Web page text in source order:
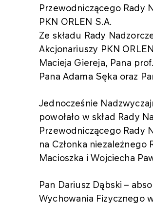
Przewodniczącego Rady
PKN ORLEN S.A.
Ze składu Rady
Akcjonariuszy PKN
Macieja Giereja, Pana
Pana Adama Sęka oraz
Jednocześnie
powołało w skład Rady
Przewodniczącego Rady
na Członka niezależnego
Macioszka i Wojciecha
Pan Dariusz Dąbski –
Wychowania Fizycznego